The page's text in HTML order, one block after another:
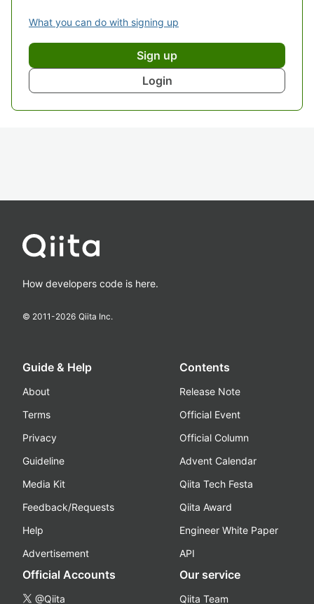
What you can do with signing up
Sign up
Login
How developers code is here.
© 2011-2026 Qiita Inc.
Guide & Help
About
Terms
Privacy
Guideline
Media Kit
Feedback/Requests
Help
Advertisement
Contents
Release Note
Official Event
Official Column
Advent Calendar
Qiita Tech Festa
Qiita Award
Engineer White Paper
API
Official Accounts
@Qiita
Our service
Qiita Team